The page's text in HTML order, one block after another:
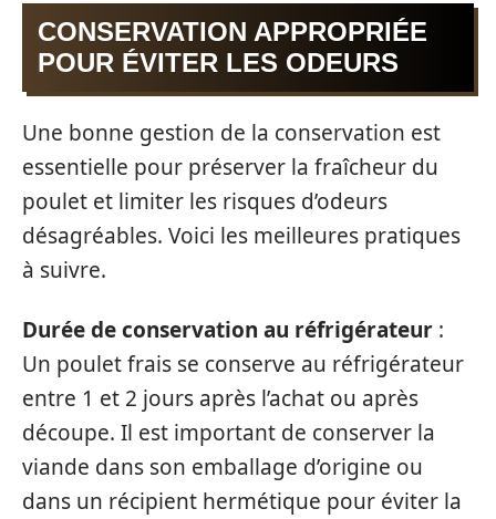
CONSERVATION APPROPRIÉE
POUR ÉVITER LES ODEURS
Une bonne gestion de la conservation est
essentielle pour préserver la fraîcheur du
poulet et limiter les risques d’odeurs
désagréables. Voici les meilleures pratiques
à suivre.
Durée de conservation au réfrigérateur :
Un poulet frais se conserve au réfrigérateur
entre 1 et 2 jours après l’achat ou après
découpe. Il est important de conserver la
viande dans son emballage d’origine ou
dans un récipient hermétique pour éviter la